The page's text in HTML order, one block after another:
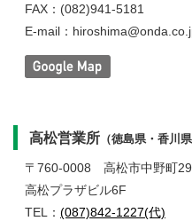
FAX：(082)941-5181
E-mail：
高松営業所 （徳島県・香川
〒760-0008 高松市中野町
高松プラザビル6F
TEL： (087)842-1227(代)